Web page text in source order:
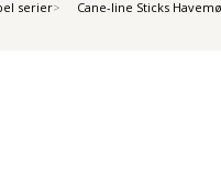
serier Cane-line Sticks